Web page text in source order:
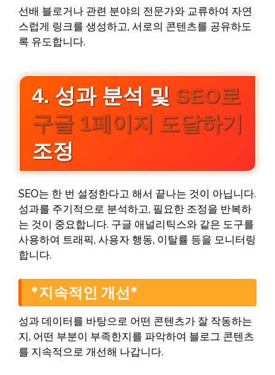
선배 블로거나 관련 분야의 전문가와 교류하여 자연
스럽게 링크를 생성하고, 서로의 콘텐츠를 공유하도
록 유도합니다.
4. 성과 분석 및 SEO로
구글 1페이지 도달하기
조정
SEO는 한 번 설정한다고 해서 끝나는 것이 아닙니다.
성과를 주기적으로 분석하고, 필요한 조정을 반복하
는 것이 중요합니다. 구글 애널리틱스와 같은 도구를
사용하여 트래픽, 사용자 행동, 이탈률 등을 모니터링
합니다.
*지속적인 개선*
성과 데이터를 바탕으로 어떤 콘텐츠가 잘 작동하는
지, 어떤 부분이 부족한지를 파악하여 블로그 콘텐츠
를 지속적으로 개선해 나갑니다.